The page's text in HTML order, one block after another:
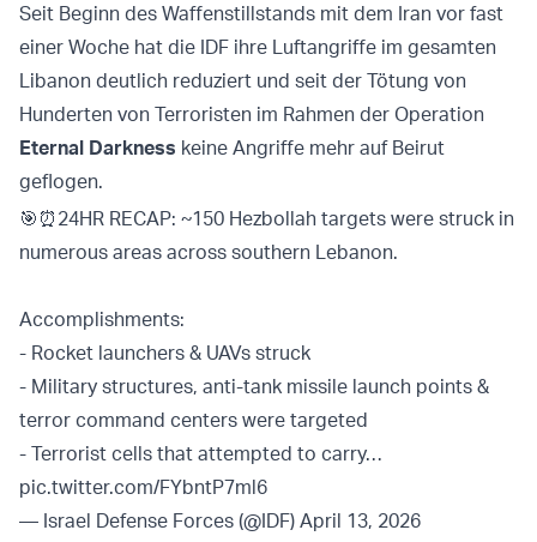
Seit Beginn des Waffenstillstands mit dem Iran vor fast
einer Woche hat die IDF ihre Luftangriffe im gesamten
Libanon deutlich reduziert und seit der Tötung von
Hunderten von Terroristen im Rahmen der Operation
Eternal Darkness keine Angriffe mehr auf Beirut
geflogen.
🎯⏰24HR RECAP: ~150 Hezbollah targets were struck in
numerous areas across southern Lebanon.
Accomplishments:
- Rocket launchers & UAVs struck
- Military structures, anti-tank missile launch points &
terror command centers were targeted
- Terrorist cells that attempted to carry…
pic.twitter.com/FYbntP7ml6
— Israel Defense Forces (@IDF) April 13, 2026